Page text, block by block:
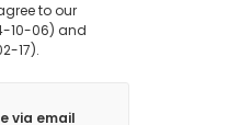
to our
10-06) and
17).
via email